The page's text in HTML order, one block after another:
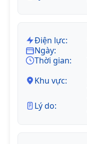
Điện lực:
Ngày:
Thời gian:
Khu vực:
Lý do: